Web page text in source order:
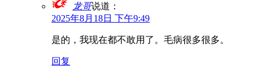
龙哥说道：
2025年8月18日 下午9:49
是的，我现在都不敢用了。毛病很多很多。
回复